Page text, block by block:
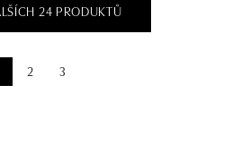
24 PRODUKTŮ
2 3